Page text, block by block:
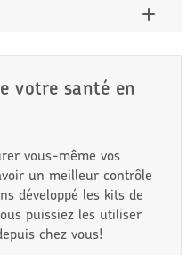
votre santé en
vous-même vos
un meilleur contrôle
développé les kits de
puissiez les utiliser
chez vous!